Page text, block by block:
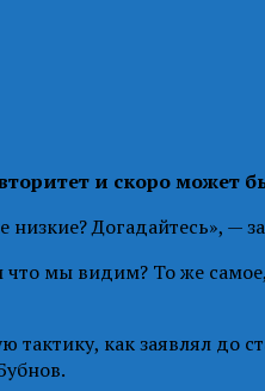
и скоро может
Догадайтесь», —
мы видим? То же
как заявлял до